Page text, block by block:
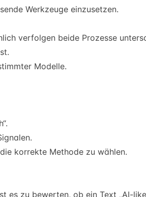
Werkzeuge einzusetzen.
verfolgen beide Prozesse
Modelle.
korrekte Methode zu wählen.
es zu bewerten, ob ein Text „AI-